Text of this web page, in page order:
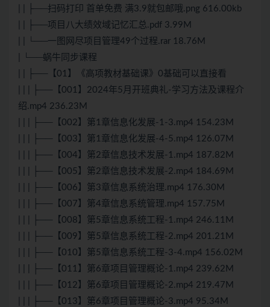
| | ├──扫码打印 首单免费 满3.9就包邮哦.png 616.00kb
| | ├──项目八大绩效域记忆汇总.pdf 3.99M
| | └──一图网尽项目管理49个过程.rar 18.76M
| └──蜗牛同步课程
| | ├──【01】《高项教材基础课》0基础可以直接看
| | | ├──【001】2024年5月开班典礼-学习方法及课程介
绍.mp4 236.23M
| | | ├──【002】第1章信息化发展-1-3.mp4 154.23M
| | | ├──【003】第1章信息化发展-4-5.mp4 126.07M
| | | ├──【004】第2章信息技术发展-1.mp4 187.82M
| | | ├──【005】第2章信息技术发展-2.mp4 184.69M
| | | ├──【006】第3章信息系统治理.mp4 176.30M
| | | ├──【007】第4章信息系统管理.mp4 157.75M
| | | ├──【008】第5章信息系统工程-1.mp4 246.11M
| | | ├──【009】第5章信息系统工程-2.mp4 201.21M
| | | ├──【010】第5章信息系统工程-3-4.mp4 156.02M
| | | ├──【011】第6章项目管理概论-1.mp4 239.62M
| | | ├──【012】第6章项目管理概论-2.mp4 219.47M
| | | ├──【013】第6章项目管理概论-3.mp4 95.34M